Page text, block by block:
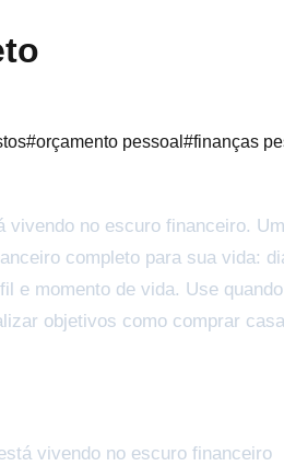
#orçamento pessoal #finanças
no escuro financeiro.
completo para sua vida:
momento de vida. Use
objetivos como comprar
vivendo no escuro financeiro